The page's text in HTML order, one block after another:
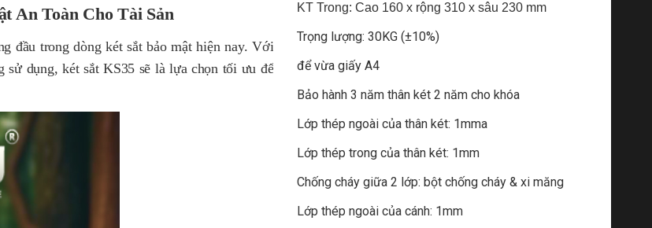
KT Trong: Cao 160 x rộng 310 x sâu 230 mm
Trọng lượng: 30KG (±10%)
để vừa giấy A4
Bảo hành 3 năm thân két 2 năm cho khóa
Lớp thép ngoài của thân két: 1mma
Lớp thép trong của thân két: 1mm
Chống cháy giữa 2 lớp: bột chống cháy & xi măng
Lớp thép ngoài của cánh: 1mm
An Toàn Cho Tài Sản
đầu trong dòng két sắt bảo mật hiện nay. Với
dụng, két sắt KS35 sẽ là lựa chọn tối ưu để